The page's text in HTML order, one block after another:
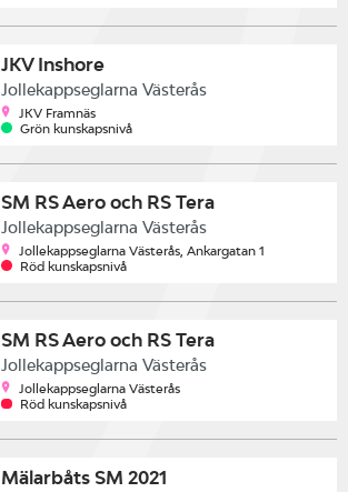
JKV Inshore
Jollekappseglarna Västerås
JKV Framnäs
Grön kunskapsnivå
SM RS Aero och RS Tera
Jollekappseglarna Västerås
Jollekappseglarna Västerås, Ankargatan 1
Röd kunskapsnivå
SM RS Aero och RS Tera
Jollekappseglarna Västerås
Jollekappseglarna Västerås
Röd kunskapsnivå
Mälarbåts SM 2021